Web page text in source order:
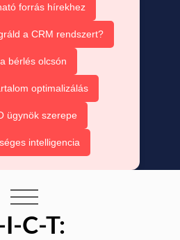
forrás hírekhez
a CRM rendszert?
bérlés olcsón
optimalizálás
ügynök szerepe
intelligencia
I-C-T: